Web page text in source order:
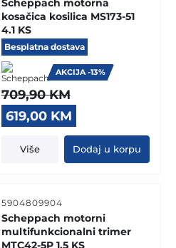
Scheppach motorna
kosačica kosilica MS173-51
4.1 KS
Besplatna dostava
AKCIJA -13%
709,90KM
Original
price
was:
709,90 KM.
619,00 KM
price
is:
619,00 KM.
Više Dodaj u korpu
5904809904
Scheppach motorni
multifunkcionalni trimer
MTC42-5P 1.5 KS